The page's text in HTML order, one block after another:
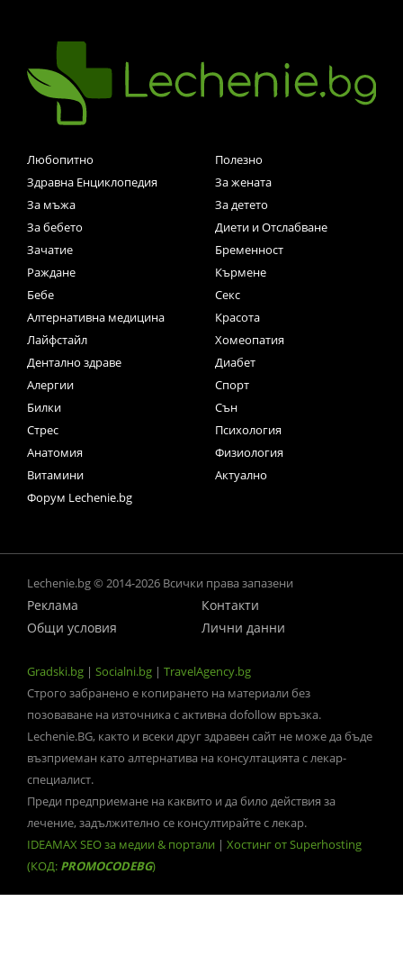
Любопитно
Полезно
Здравна Енциклопедия
За жената
За мъжа
За детето
За бебето
Диети и Отслабване
Зачатие
Бременност
Раждане
Кърмене
Бебе
Секс
Алтернативна медицина
Красота
Лайфстайл
Хомеопатия
Дентално здраве
Диабет
Алергии
Спорт
Билки
Сън
Стрес
Психология
Анатомия
Физиология
Витамини
Актуално
Форум Lechenie.bg
Lechenie.bg © 2014-2026 Всички права запазени
Реклама
Контакти
Общи условия
Лични данни
Gradski.bg | Socialni.bg | TravelAgency.bg
Строго забранено е копирането на материали без
позоваване на източника с активна dofollow връзка.
Lechenie.BG, както и всеки друг здравен сайт не може да бъде
възприеман като алтернатива на консултацията с лекар-
специалист.
Преди предприемане на каквито и да било действия за
лечение, задължително се консултирайте с лекар.
IDEAMAX SEO за медии & портали | Хостинг от Superhosting
(КОД: PROMOCODEBG)